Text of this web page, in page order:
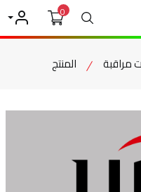
بحث0
حسابي
مراقبة المنتج